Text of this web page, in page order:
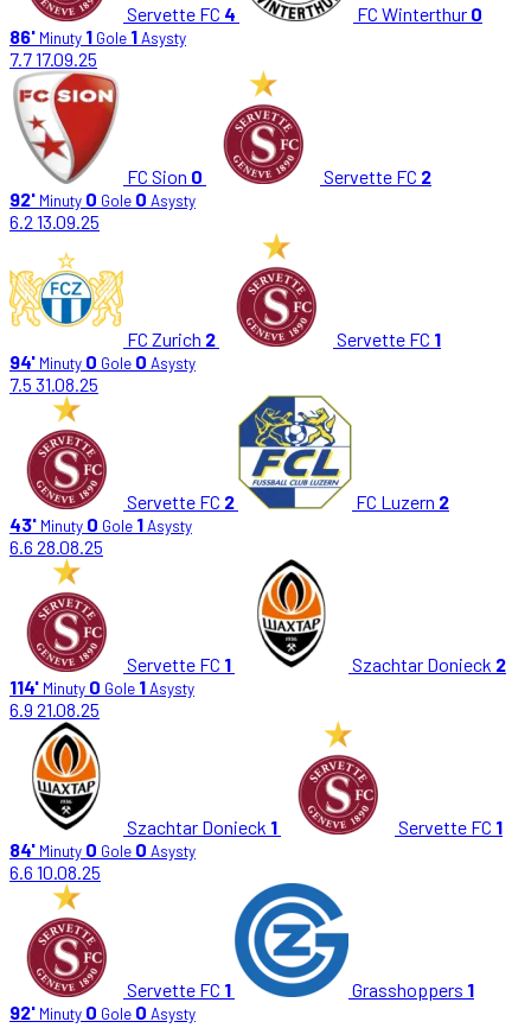
Servette FC 4 FC Winterthur 0
86' Minuty 1 Gole 1Asysty
7.717.09.25
FC Sion 0 Servette FC 2
92' Minuty 0 Gole 0 Asysty
6.2 13.09.25
FC Zurich 2 Servette FC 1
94' Minuty 0 Gole 0 Asysty
7.5 31.08.25
Servette FC 2 FC Luzern 2
43' Minuty 0 Gole 1Asysty
6.6 28.08.25
Servette FC 1 Szachtar Donieck 2
114' Minuty 0 Gole 1Asysty
6.9 21.08.25
Szachtar Donieck 1 Servette FC 1
84' Minuty 0 Gole 0 Asysty
6.6 10.08.25
Servette FC 1 Grasshoppers 1
92' Minuty 0 Gole 0 Asysty